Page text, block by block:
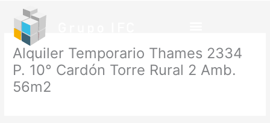
contenido
Alquiler Temporario Thames 2334
P. 10° Cardón Torre Rural 2 Amb.
56m2